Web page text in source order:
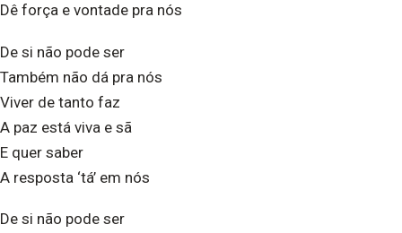
Dê força e vontade pra nós
De si não pode ser
Também não dá pra nós
Viver de tanto faz
A paz está viva e sã
E quer saber
A resposta ‘tá’ em nós
De si não pode ser